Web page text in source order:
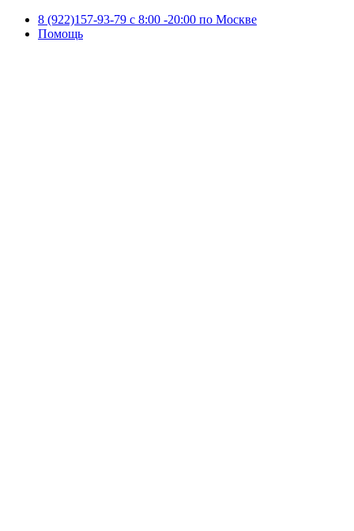
8 (922)157-93-79 c 8:00 -20:00 по Москве
Помощь